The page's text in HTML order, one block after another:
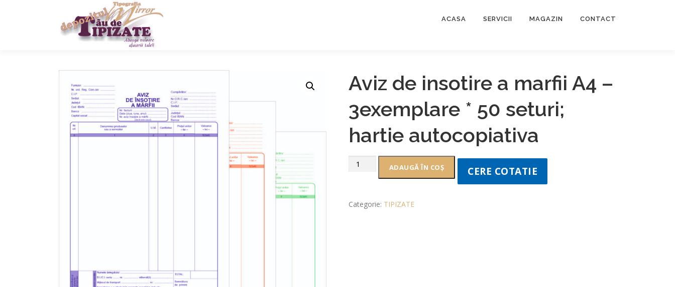
ACASA SERVICII MAGAZIN CONTACT
Aviz de insotire a marfii A4 –
3exemplare * 50 seturi;
hartie autocopiativa
ADAUGĂ ÎN COȘ CERE COTATIE
Categorie: TIPIZATE